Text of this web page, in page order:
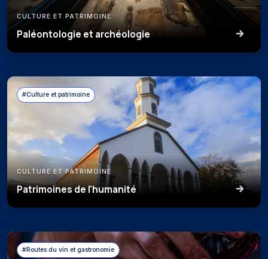
CULTURE ET PATRIMOINE
Paléontologie et archéologie
#Culture et patrimoine
CULTURE ET PATRIMOINE
Patrimoines de l'humanité
#Routes du vin et gastronomie